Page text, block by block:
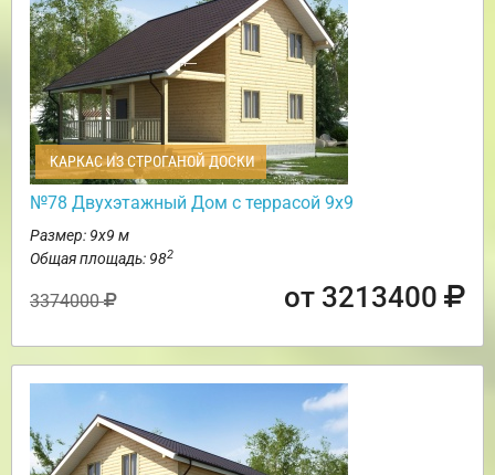
КАРКАС ИЗ СТРОГАНОЙ ДОСКИ
№78 Двухэтажный Дом с террасой 9х9
Размер: 9х9 м
Общая площадь: 982
3374000 от 3213400